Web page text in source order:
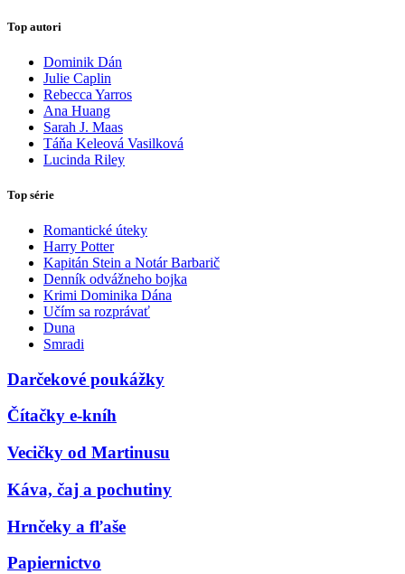
Top autori
Dominik Dán
Julie Caplin
Rebecca Yarros
Ana Huang
Sarah J. Maas
Táňa Keleová Vasilková
Lucinda Riley
Top série
Romantické úteky
Harry Potter
Kapitán Stein a Notár Barbarič
Denník odvážneho bojka
Krimi Dominika Dána
Učím sa rozprávať
Duna
Smradi
Darčekové poukážky
Čítačky e-kníh
Vecičky od Martinusu
Káva, čaj a pochutiny
Hrnčeky a fľaše
Papiernictvo